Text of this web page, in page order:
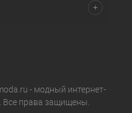
- модный интернет-
Все права защищены.